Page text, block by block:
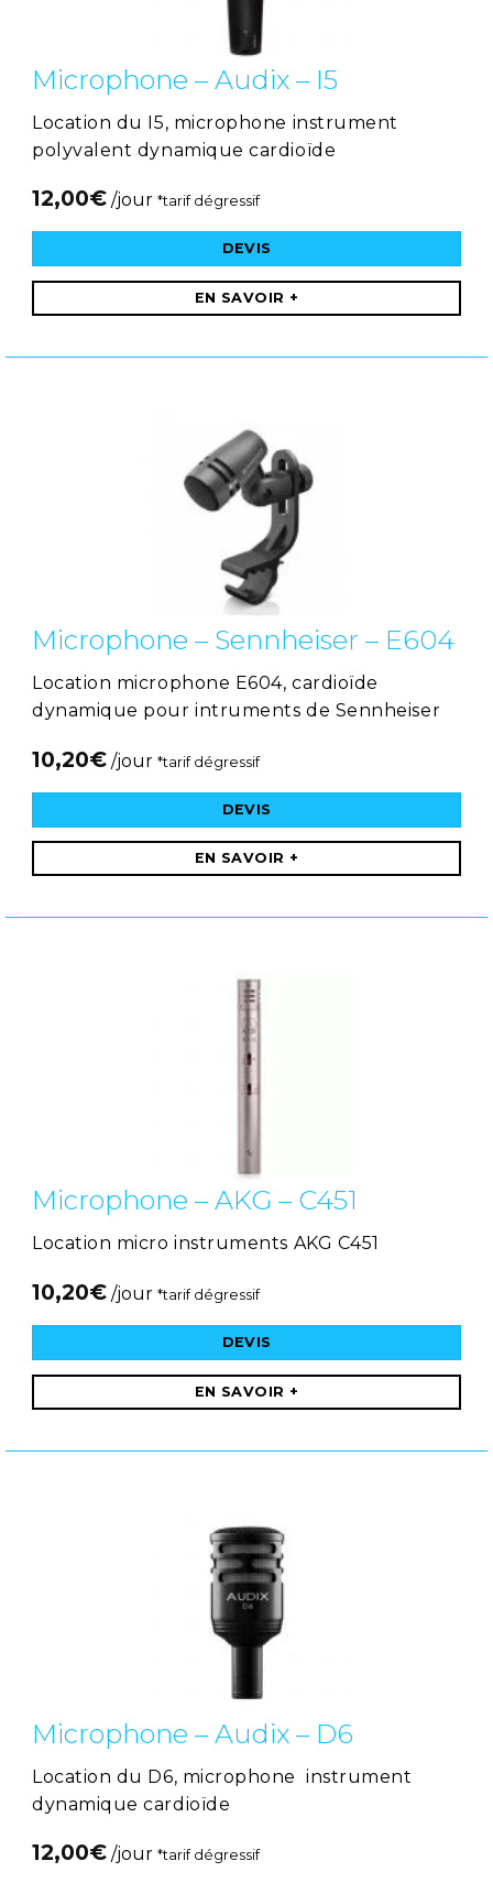
Microphone – Audix – I5
Location du I5, microphone instrument
polyvalent dynamique cardioïde
12,00€ /jour *tarif dégressif
DEVIS
EN SAVOIR +
Microphone – Sennheiser – E604
Location microphone E604, cardioïde
dynamique pour intruments de Sennheiser
10,20€ /jour *tarif dégressif
DEVIS
EN SAVOIR +
Microphone – AKG – C451
Location micro instruments AKG C451
10,20€ /jour *tarif dégressif
DEVIS
EN SAVOIR +
Microphone – Audix – D6
Location du D6, microphone instrument
dynamique cardioïde
12,00€ /jour *tarif dégressif